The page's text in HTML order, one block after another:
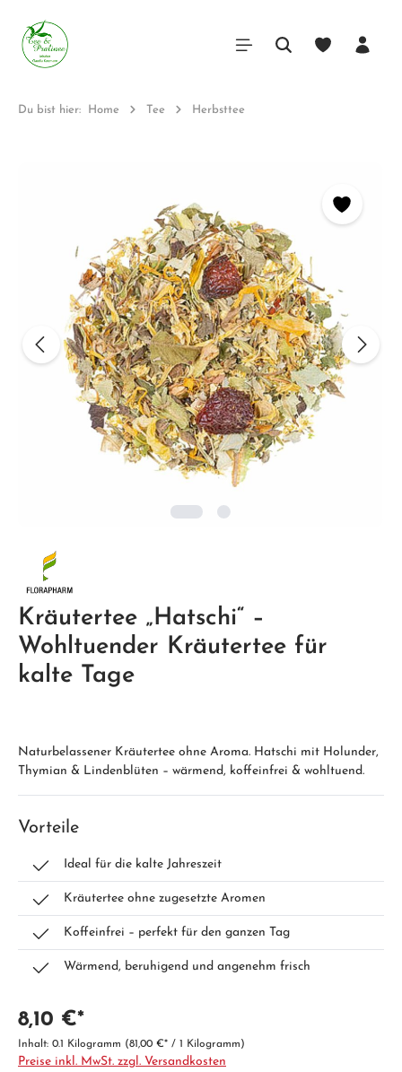
Du bist hier: Home Tee Herbsttee
Kräutertee „Hatschi“ –
Wohltuender Kräutertee für
kalte Tage
Naturbelassener Kräutertee ohne Aroma. Hatschi mit Holunder,
Thymian & Lindenblüten – wärmend, koffeinfrei & wohltuend.
Vorteile
Ideal für die kalte Jahreszeit
Kräutertee ohne zugesetzte Aromen
Koffeinfrei – perfekt für den ganzen Tag
Wärmend, beruhigend und angenehm frisch
8,10 €*
Inhalt: 0.1 Kilogramm (81,00 €* / 1 Kilogramm)
Preise inkl. MwSt. zzgl. Versandkosten